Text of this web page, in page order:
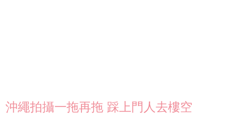
沖繩拍攝一拖再拖 踩上門人去樓空